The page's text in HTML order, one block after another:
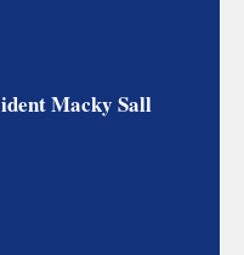
Macky Sall